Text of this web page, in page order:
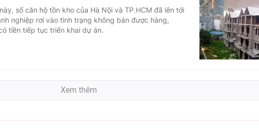
số căn hộ tồn kho của Hà Nội và TP.HCM đã lên tới
nghiệp rơi vào tình trạng không bán được hàng,
tiền tiếp tục triển khai dự án.
Xem thêm